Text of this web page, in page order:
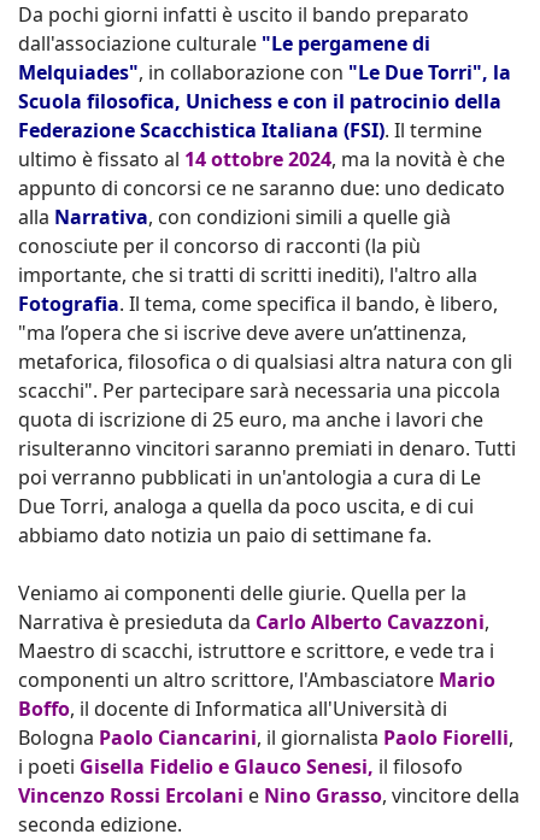
Da pochi giorni infatti è uscito il bando preparato
dall'associazione culturale "Le pergamene di
Melquiades", in collaborazione con "Le Due Torri", la
Scuola filosofica, Unichess e con il patrocinio della
Federazione Scacchistica Italiana (FSI). Il termine
ultimo è fissato al 14 ottobre 2024, ma la novità è che
appunto di concorsi ce ne saranno due: uno dedicato
alla Narrativa, con condizioni simili a quelle già
conosciute per il concorso di racconti (la più
importante, che si tratti di scritti inediti), l'altro alla
Fotografia. Il tema, come specifica il bando, è libero,
"ma l’opera che si iscrive deve avere un’attinenza,
metaforica, filosofica o di qualsiasi altra natura con gli
scacchi". Per partecipare sarà necessaria una piccola
quota di iscrizione di 25 euro, ma anche i lavori che
risulteranno vincitori saranno premiati in denaro. Tutti
poi verranno pubblicati in un'antologia a cura di Le
Due Torri, analoga a quella da poco uscita, e di cui
abbiamo dato notizia un paio di settimane fa.
Veniamo ai componenti delle giurie. Quella per la
Narrativa è presieduta da Carlo Alberto Cavazzoni,
Maestro di scacchi, istruttore e scrittore, e vede tra i
componenti un altro scrittore, l'Ambasciatore Mario
Boffo, il docente di Informatica all'Università di
Bologna Paolo Ciancarini, il giornalista Paolo Fiorelli,
i poeti Gisella Fidelio e Glauco Senesi, il filosofo
Vincenzo Rossi Ercolani e Nino Grasso, vincitore della
seconda edizione.